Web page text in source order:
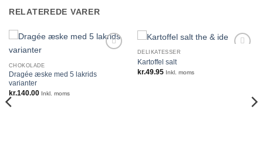
RELATEREDE VARER
CHOKOLADE
Dragée æske med 5 lakrids
varianter
kr.140.00 Inkl. moms
DELIKATESSER
Kartoffel salt
kr.49.95 Inkl. moms